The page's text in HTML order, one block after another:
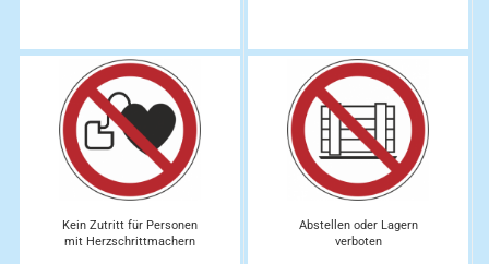
Kein Zutritt für Personen
mit Herzschrittmachern
Abstellen oder Lagern
verboten